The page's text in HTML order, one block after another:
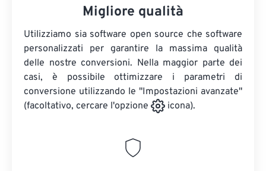
Migliore qualità
Utilizziamo sia software open source che software
personalizzati per garantire la massima qualità
delle nostre conversioni. Nella maggior parte dei
casi, è possibile ottimizzare i parametri di
conversione utilizzando le "Impostazioni avanzate"
(facoltativo, cercare l'opzione
icona).